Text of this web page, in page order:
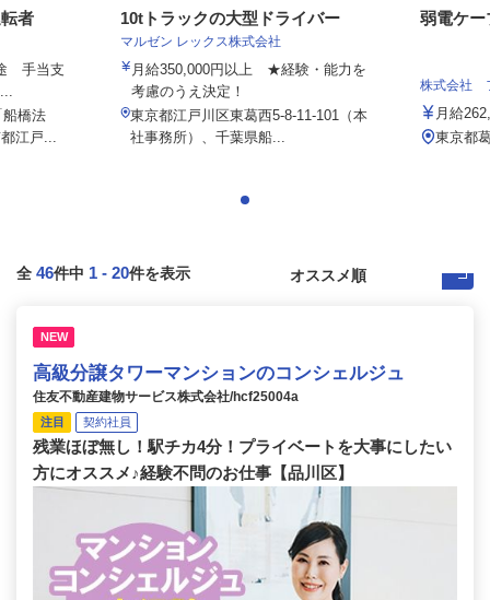
者
手当支
橋法
江戸...
10tトラックの大型ドライバー
マルゼン レックス株式会社
月給350,000円以上 ★経験・能力を
考慮のうえ決定！
東京都江戸川区東葛西5-8-11-101（本
社事務所）、千葉県船...
弱電ケー
株式会社
月給
東京都
全 46件中 1 - 20件を表示
NEW
高級分譲タワーマンションのコンシェルジュ
住友不動産建物サービス株式会社/hcf25004a
注目 契約社員
残業ほぼ無し！駅チカ4分！プライベートを大事にしたい
方にオススメ♪経験不問のお仕事【品川区】